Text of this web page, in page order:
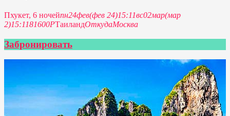
Пхукет, 6 ночейпн24фев(фев 24)15:11вс02мар(мар
2)15:1181600РТаиландОткудаМосква
Забронировать